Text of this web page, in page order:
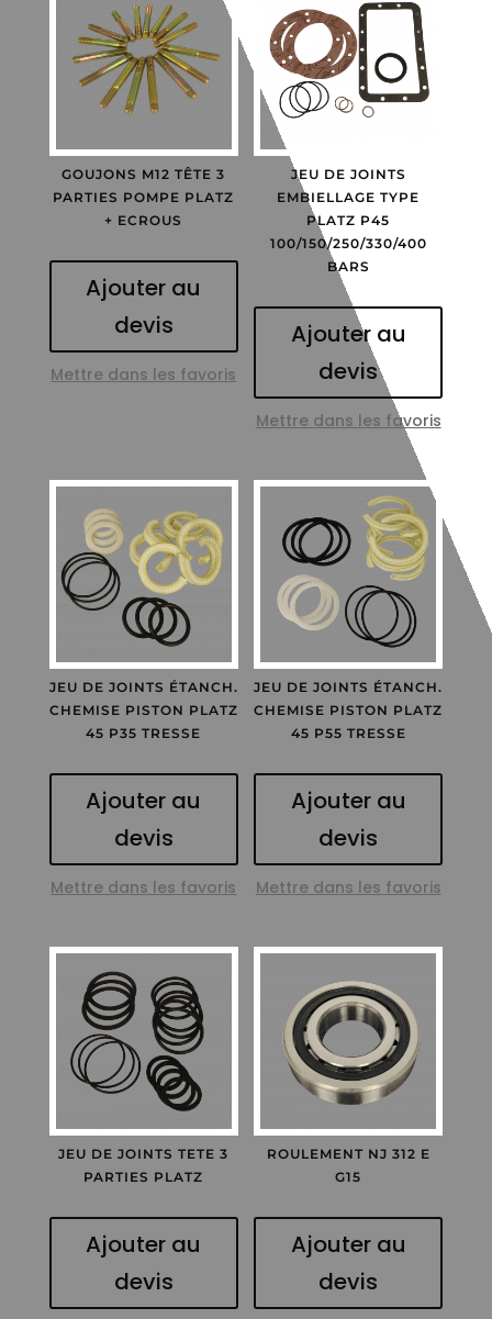
GOUJONS M12 TÊTE 3
PARTIES POMPE PLATZ
+ ECROUS
Ajouter au
devis
Mettre dans les favoris
JEU DE JOINTS
EMBIELLAGE TYPE
PLATZ P45
100/150/250/330/400
BARS
Ajouter au
devis
Mettre dans les favoris
JEU DE JOINTS ÉTANCH.
CHEMISE PISTON PLATZ
45 P35 TRESSE
Ajouter au
devis
Mettre dans les favoris
JEU DE JOINTS ÉTANCH.
CHEMISE PISTON PLATZ
45 P55 TRESSE
Ajouter au
devis
Mettre dans les favoris
JEU DE JOINTS TETE 3
PARTIES PLATZ
Ajouter au
devis
ROULEMENT NJ 312 E
G15
Ajouter au
devis